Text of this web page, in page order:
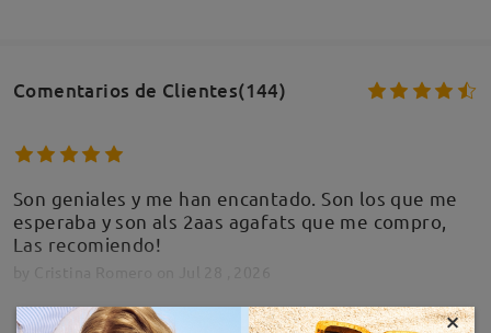
Comentarios de Clientes(144)
Son geniales y me han encantado. Son los que me
esperaba y son als 2aas agafats que me compro,
Las recomiendo!
×